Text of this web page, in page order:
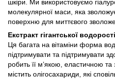
шкіри. Ми використовуємо
молекулярної маси, яка
поверхню для миттєвого
Екстракт гігантської водорості
Ця багата на вітаміни форма
підтримувати та підтримувати
робить її м’якою, еластичною
містить олігосахариди, які